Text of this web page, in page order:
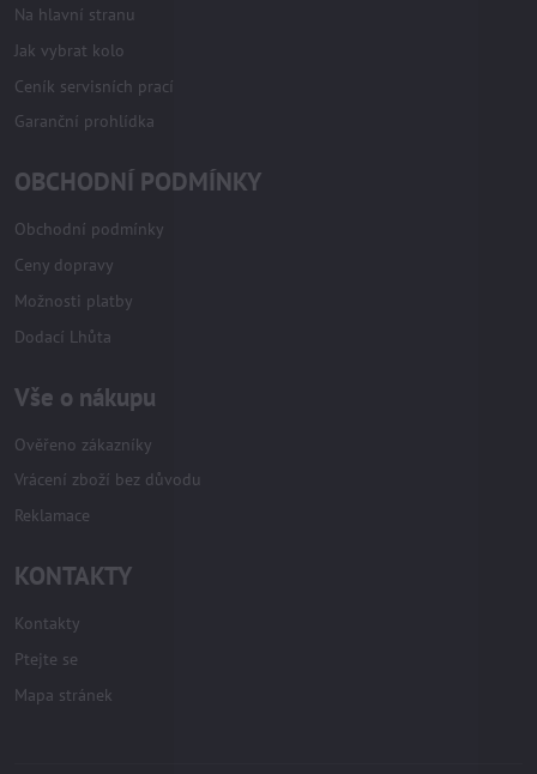
Na hlavní stranu
Jak vybrat kolo
Ceník servisních prací
Garanční prohlídka
OBCHODNÍ PODMÍNKY
Obchodní podmínky
Ceny dopravy
Možnosti platby
Dodací Lhůta
Vše o nákupu
Ověřeno zákazníky
Vrácení zboží bez důvodu
Reklamace
KONTAKTY
Kontakty
Ptejte se
Mapa stránek